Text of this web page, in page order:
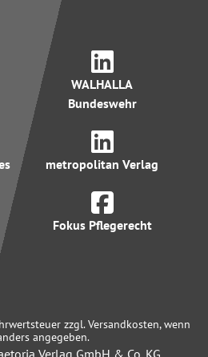
WALHALLA
Bundeswehr
metropolitan Verlag
Fokus Pflegerecht
zzgl. Versandkosten, wenn
angegeben.
Verlag GmbH & Co. KG